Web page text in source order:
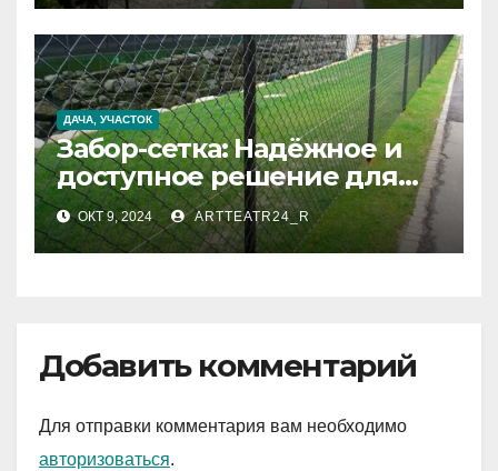
ДАЧА, УЧАСТОК
Забор-сетка: Надёжное и
доступное решение для
вашего участка
ОКТ 9, 2024 ARTTEATR24_R
Добавить комментарий
Для отправки комментария вам необходимо
авторизоваться.